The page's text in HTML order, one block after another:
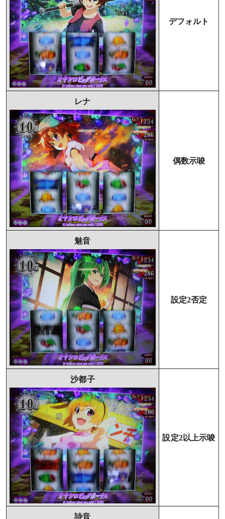
デフォルト
レナ
偶数示唆
魅音
設定2否定
沙都子
設定2以上示唆
詩音